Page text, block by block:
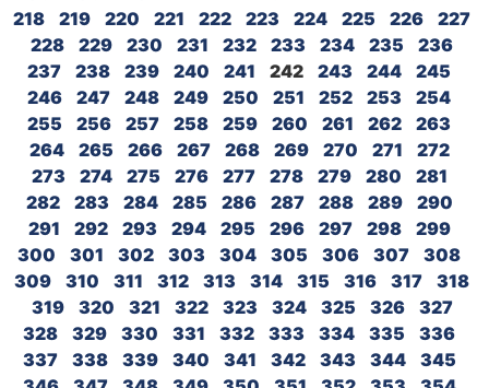
218
219 220 221 222 223 224 225 226
227
228
229 230 231 232 233 234 235
236
237
238 239 240 241 242 243 244
245
246
247 248 249 250 251 252 253
254
255
256 257 258 259 260 261 262
263
264
265 266 267 268 269 270 271
272
273
274 275 276 277 278 279 280
281
282
283 284 285 286 287 288 289
290
291
292 293 294 295 296 297 298
299
300
301 302 303 304 305 306 307
308
309
310 311 312 313 314 315 316 317
318
319
320 321 322 323 324 325 326
327
328
329 330 331 332 333 334 335
336
337
338 339 340 341 342 343 344
345